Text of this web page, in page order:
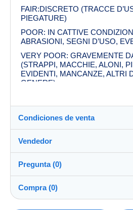
FAIR:DISCRETO (TRACCE
PIEGATURE)
POOR: IN CATTIVE
ABRASIONI, SEGNI D’USO,
VERY POOR: GRAVEMENTE
(STRAPPI, MACCHIE, ALONI,
EVIDENTI, MANCANZE, ALTRI
GENERE)
Condiciones de venta
Envío tras el pago dentro de los 5
Vendedor
caos64100%
Pregunta (0)
Compra (0)